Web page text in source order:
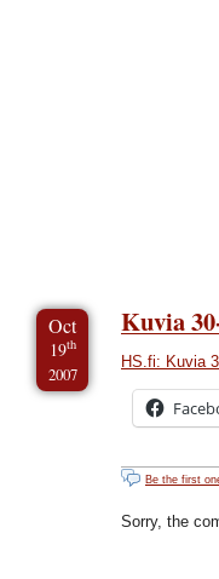
Oct
19th
2007
Kuvia
HS.fi: Kuvia
Be the first
Sorry, the